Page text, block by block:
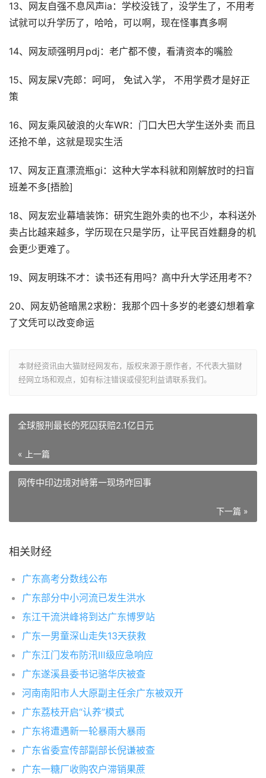
13、网友自强不息风声ia：学校没钱了，没学生了，不用考
试就可以升学历了，哈哈，可以啊，现在怪事真多啊
14、网友顽强明月pdj：老广都不傻，看清资本的嘴脸
15、网友屎V壳郎：呵呵， 免试入学， 不用学费才是好正
策
16、网友乘风破浪的火车WR：门口大巴大学生送外卖 而且
还抢不单，这就是现实生活
17、网友正直漂流瓶gi：这种大学本科就和刚解放时的扫盲
班差不多[捂脸]
18、网友宏业幕墙装饰：研究生跑外卖的也不少，本科送外
卖占比越来越多，学历现在只是学历，让平民百姓翻身的机
会更少更难了。
19、网友明珠不才：读书还有用吗？高中升大学还用考不？
20、网友奶爸暗黑2求粉：我那个四十多岁的老婆幻想着拿
了文凭可以改变命运
本财经资讯由大猫财经网发布，版权来源于原作者，不代表大猫财
经网立场和观点，如有标注错误或侵犯利益请联系我们。
全球服刑最长的死囚获赔2.1亿日元
« 上一篇
网传中印边境对峙第一现场咋回事
下一篇 »
相关财经
广东高考分数线公布
广东部分中小河流已发生洪水
东江干流洪峰将到达广东博罗站
广东一男童深山走失13天获救
广东江门发布防汛Ⅲ级应急响应
广东遂溪县委书记骆华庆被查
河南南阳市人大原副主任余广东被双开
广东荔枝开启“认养”模式
广东将遭遇新一轮暴雨大暴雨
广东省委宣传部副部长倪谦被查
广东一糖厂收购农户滞销果蔗